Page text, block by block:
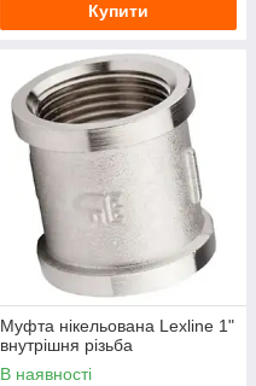
Купити
Муфта нікельована Lexline 1"
внутрішня різьба
В наявності